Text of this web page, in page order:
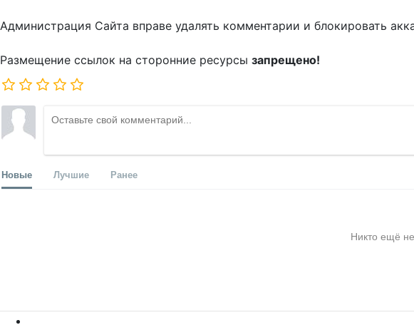
Администрация Сайта вправе удалять комментарии и блокировать
Размещение ссылок на сторонние ресурсы запрещено!
Новые Лучшие Ранее
Никто ещё